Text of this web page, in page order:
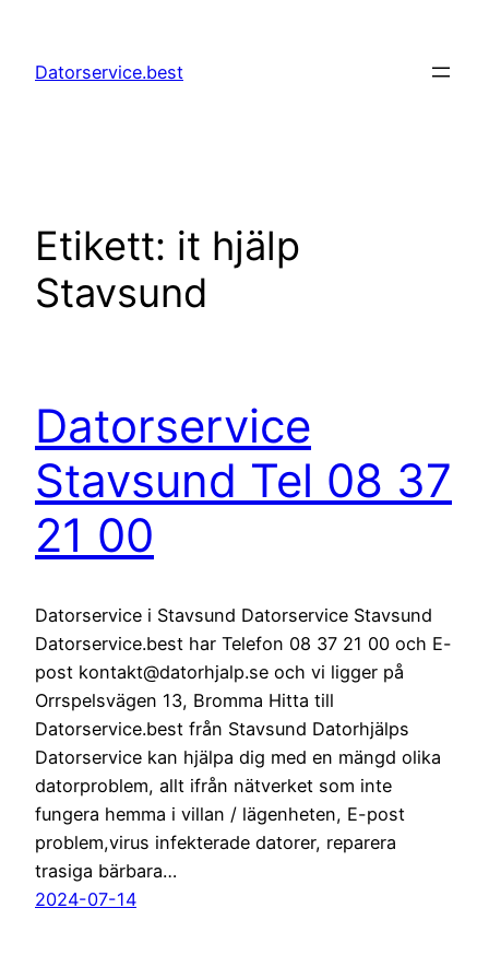
innehåll
Datorservice.best
Etikett: it hjälp
Stavsund
Datorservice
Stavsund Tel 08 37
21 00
Datorservice i Stavsund Datorservice Stavsund
Datorservice.best har Telefon 08 37 21 00 och E-
post kontakt@datorhjalp.se och vi ligger på
Orrspelsvägen 13, Bromma Hitta till
Datorservice.best från Stavsund Datorhjälps
Datorservice kan hjälpa dig med en mängd olika
datorproblem, allt ifrån nätverket som inte
fungera hemma i villan / lägenheten, E-post
problem,virus infekterade datorer, reparera
trasiga bärbara…
2024-07-14